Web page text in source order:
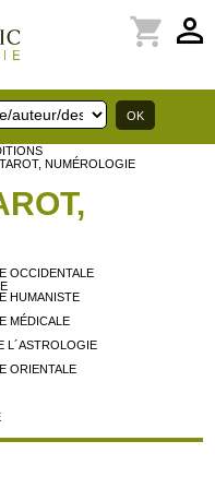
perm_identity
shopping_cart
NUMÉROLOGIE
OCCIDENTALE
HUMANISTE
MÉDICALE
L´ASTROLOGIE
ORIENTALE